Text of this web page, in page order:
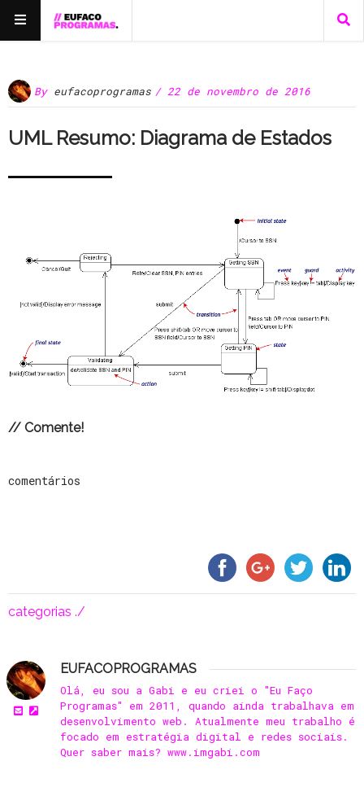
By eufacoprogramas / 22 de novembro de 2016
UML Resumo: Diagrama de Estados
// Comente!
comentários
categorias ./
EUFACOPROGRAMAS
Olá, eu sou a Gabi e eu criei o "Eu Faço
Programas" em 2011, quando ainda trabalhava em
desenvolvimento web. Atualmente meu trabalho é
focado em estratégia digital e redes sociais.
Quer saber mais? www.imgabi.com